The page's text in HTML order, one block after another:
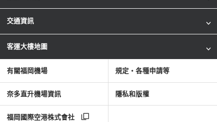
交通資訊
客運大樓地圖
有關福岡機場 規定・各種申請等
奈多直升機場資訊 隱私和版權
福岡國際空港株式會社